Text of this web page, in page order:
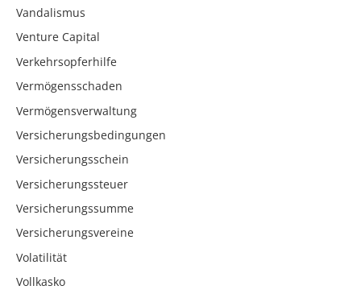
Vandalismus
Venture Capital
Verkehrsopferhilfe
Vermögensschaden
Vermögensverwaltung
Versicherungsbedingungen
Versicherungsschein
Versicherungssteuer
Versicherungssumme
Versicherungsvereine
Volatilität
Vollkasko